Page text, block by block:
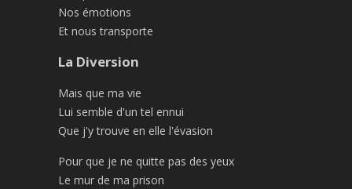
Nos émotions
Et nous transporte
La Diversion
Mais que ma vie
Lui semble d'un tel ennui
Que j'y trouve en elle l'évasion
Pour que je ne quitte pas des yeux
Le mur de ma prison